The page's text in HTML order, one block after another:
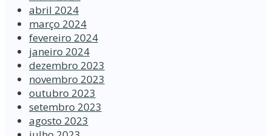
abril 2024
março 2024
fevereiro 2024
janeiro 2024
dezembro 2023
novembro 2023
outubro 2023
setembro 2023
agosto 2023